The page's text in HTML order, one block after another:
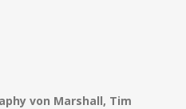
von Marshall, Tim